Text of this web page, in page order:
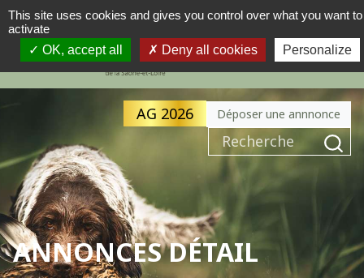
NAVIGATION PRINCIPALE
MENU
AG 2026 Déposer une annnonce
Recherche pour :
ANNONCES DÉTAIL
This site uses cookies and gives you control over what you want to
activate
OK, accept all
Deny all cookies Personalize